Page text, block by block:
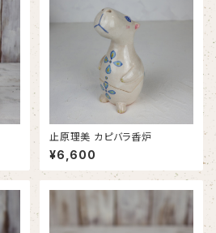
止原理美 カピバラ香炉
¥6,600